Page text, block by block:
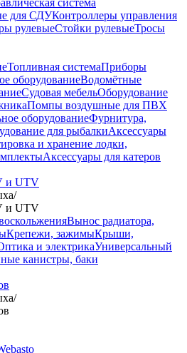
система
для СДУКонтроллеры управления
рулевыеСтойки рулевыеТросы
Топливная системаПриборы
оборудованиеВодомётные
Судовая мебельОборудование
Помпы воздушные для ПВХ
оборудованиеФурнитура,
для рыбалкиАксессуары
и хранение лодки,
Аксессуары для катеров
и UTV
/
и UTV
Вынос радиатора,
Крепежи, зажимыКрыши,
и электрикаУниверсальный
канистры, баки
/